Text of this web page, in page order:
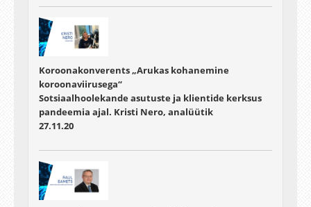
Koroonakonverents „Arukas kohanemine
koroonaviirusega“
Sotsiaalhoolekande asutuste ja klientide kerksus
pandeemia ajal. Kristi Nero, analüütik
27.11.20